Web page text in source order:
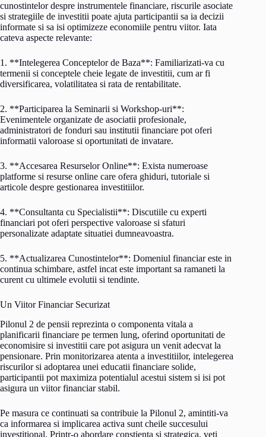
cunostintelor despre instrumentele financiare, riscurile asociate
si strategiile de investitii poate ajuta participantii sa ia decizii
informate si sa isi optimizeze economiile pentru viitor. Iata
cateva aspecte relevante:
1. **Intelegerea Conceptelor de Baza**: Familiarizati-va cu
termenii si conceptele cheie legate de investitii, cum ar fi
diversificarea, volatilitatea si rata de rentabilitate.
2. **Participarea la Seminarii si Workshop-uri**:
Evenimentele organizate de asociatii profesionale,
administratori de fonduri sau institutii financiare pot oferi
informatii valoroase si oportunitati de invatare.
3. **Accesarea Resurselor Online**: Exista numeroase
platforme si resurse online care ofera ghiduri, tutoriale si
articole despre gestionarea investitiilor.
4. **Consultanta cu Specialistii**: Discutiile cu experti
financiari pot oferi perspective valoroase si sfaturi
personalizate adaptate situatiei dumneavoastra.
5. **Actualizarea Cunostintelor**: Domeniul financiar este in
continua schimbare, astfel incat este important sa ramaneti la
curent cu ultimele evolutii si tendinte.
Un Viitor Financiar Securizat
Pilonul 2 de pensii reprezinta o componenta vitala a
planificarii financiare pe termen lung, oferind oportunitati de
economisire si investitii care pot asigura un venit adecvat la
pensionare. Prin monitorizarea atenta a investitiilor, intelegerea
riscurilor si adoptarea unei educatii financiare solide,
participantii pot maximiza potentialul acestui sistem si isi pot
asigura un viitor financiar stabil.
Pe masura ce continuati sa contribuie la Pilonul 2, amintiti-va
ca informarea si implicarea activa sunt cheile succesului
investitional. Printr-o abordare constienta si strategica, veti